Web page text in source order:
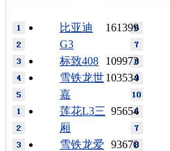
161399
比亚迪
G3
109973
标致408
103534
雪铁龙世
嘉
95654
莲花L3三
厢
93670
雪铁龙爱